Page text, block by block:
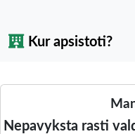
Kur apsistoti?
Nepavyksta rasti